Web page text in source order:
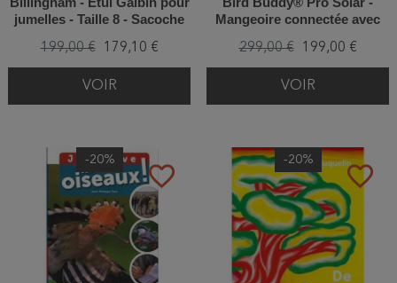
jumelles - Taille 8 - Sacoche
199,00 € 179,10 €
VOIR
Mangeoire connectée avec
solaire
299,00 € 199,00 €
VOIR
favorite_border
-20%
favorite_border
-20%